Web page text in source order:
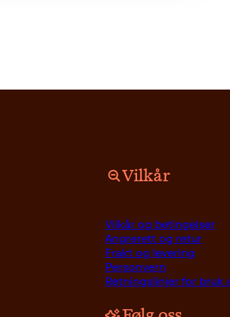
Vilkår
Vilkår og betingelser
Angrerett og retur
Frakt og levering
Personvern
Retningslinjer for bruk